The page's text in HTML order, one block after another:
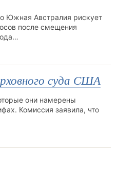
Южная Австралия рискует
после смещения
суда США
они намерены
Комиссия заявила, что